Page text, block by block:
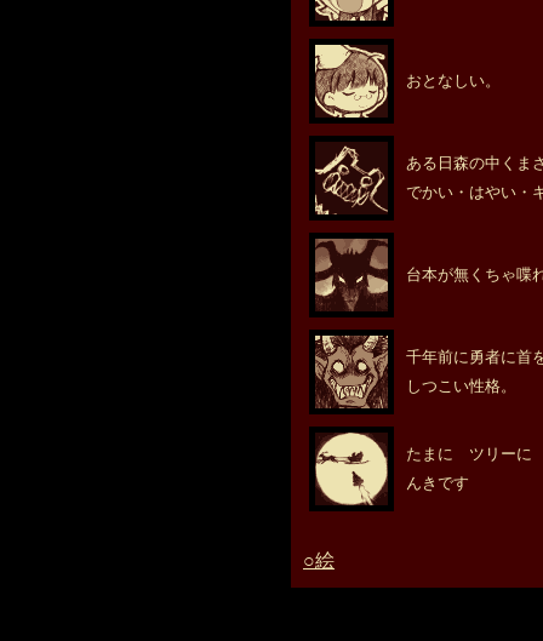
おとなしい。
ある日森の中くま
でかい・はやい・
台本が無くちゃ喋
千年前に勇者に首
しつこい性格。
たまに ツリーに
んきです
○絵